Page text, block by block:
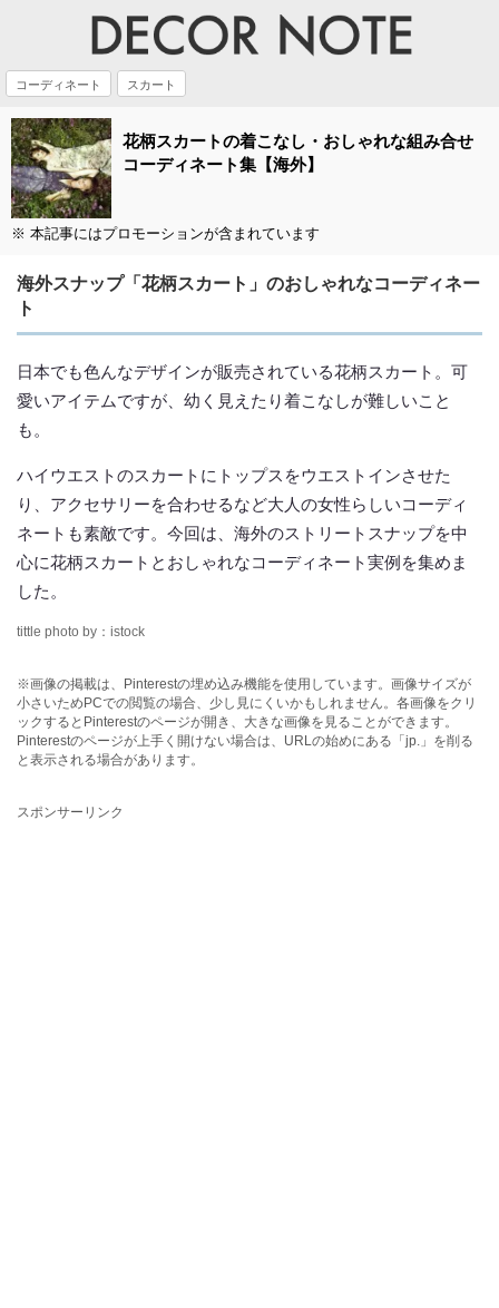
コーディネート スカート
花柄スカートの着こなし・おしゃれな組み合せ
コーディネート集【海外】
※ 本記事にはプロモーションが含まれています
海外スナップ「花柄スカート」のおしゃれなコーディネー
ト
日本でも色んなデザインが販売されている花柄スカート。可
愛いアイテムですが、幼く見えたり着こなしが難しいこと
も。
ハイウエストのスカートにトップスをウエストインさせた
り、アクセサリーを合わせるなど大人の女性らしいコーディ
ネートも素敵です。今回は、海外のストリートスナップを中
心に花柄スカートとおしゃれなコーディネート実例を集めま
した。
tittle photo by：istock
※画像の掲載は、Pinterestの埋め込み機能を使用しています。画像サイズが
小さいためPCでの閲覧の場合、少し見にくいかもしれません。各画像をクリ
ックするとPinterestのページが開き、大きな画像を見ることができます。
Pinterestのページが上手く開けない場合は、URLの始めにある「jp.」を削る
と表示される場合があります。
スポンサーリンク